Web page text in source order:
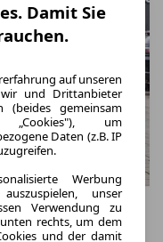
Damit Sie
auf unseren
und Drittanbieter
(beides gemeinsam
um
Daten (z.B. IP
Werbung
unser
Verwendung zu
rechts, um dem
und der damit